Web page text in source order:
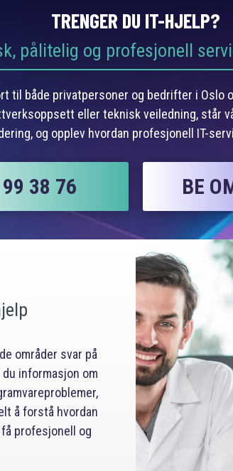
TRENGER DU IT-HJELP?
pålitelig og profesjonell
til både privatpersoner og bedrifter i Oslo
eller teknisk veiledning, står
og opplev hvordan profesjonell IT-
38 76 BE
områder svar på
informasjon om
å forstå hvordan
profesjonell og